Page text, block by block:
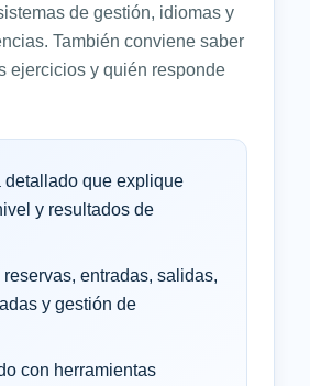
de gestión, idiomas y
También conviene saber
ejercicios y quién responde
detallado que explique
y resultados de
entradas, salidas,
y gestión de
con herramientas